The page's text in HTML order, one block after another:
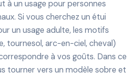
à un usage pour personnes
Si vous cherchez un étui
un usage adulte, les motifs
tournesol, arc-en-ciel, cheval)
à vos goûts. Dans ce
tourner vers un modèle sobre et